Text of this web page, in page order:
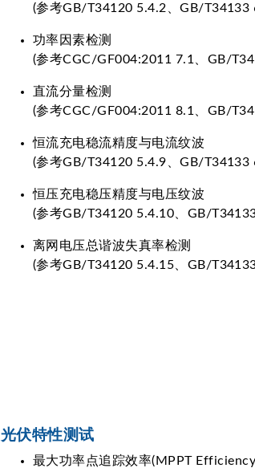
(参考GB/T34120 5.4.2、GB/T34133
功率因素检测
(参考CGC/GF004:2011 7.1、GB/
直流分量检测
(参考CGC/GF004:2011 8.1、GB/
恒流充电稳流精度与电流纹波
(参考GB/T34120 5.4.9、GB/T34133
恒压充电稳压精度与电压纹波
(参考GB/T34120 5.4.10、GB/
离网电压总谐波失真率检测
(参考GB/T34120 5.4.15、GB/
光伏特性测试
最大功率点追踪效率(MPPT